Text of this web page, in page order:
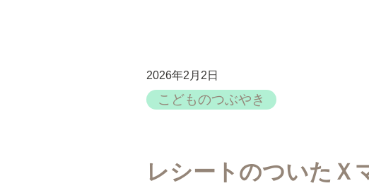
2026年2月2日
こどものつぶやき
レシートのついたＸ